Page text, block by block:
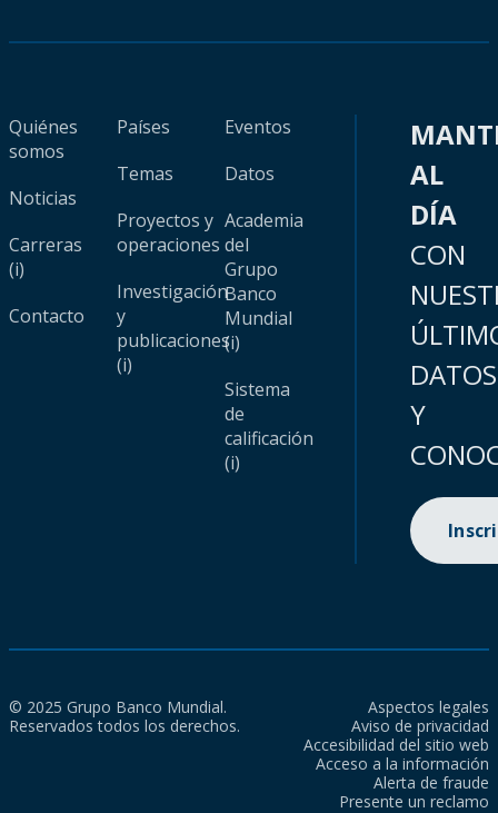
Quiénes
somos
Noticias
Carreras
(i)
Contacto
Países
Temas
Proyectos y
operaciones
Investigación
y
publicaciones
(i)
Eventos
Datos
Academia
del
Grupo
Banco
Mundial
(i)
Sistema
de
calificación
(i)
AL
DÍA
CON
DATOS
Y
© 2025 Grupo Banco Mundial.
Reservados todos los derechos.
Aspectos legales
Aviso de privacidad
Accesibilidad del sitio web
Acceso a la información
Alerta de fraude
Presente un reclamo